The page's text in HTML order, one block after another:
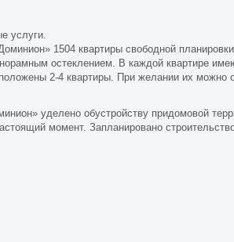
услуги.
1504 квартиры свободной
остеклением. В каждой квартире
2-4 квартиры. При желании их
уделено обустройству придомовой
момент. Запланировано